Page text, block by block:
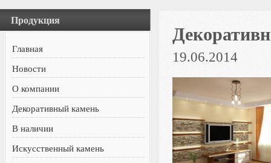
Продукция
Главная
Новости
О компании
Декоративный камень
В наличии
Искусственный камень
19.06.2014